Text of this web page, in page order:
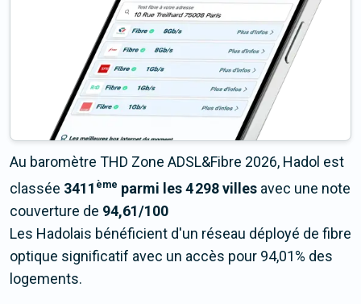
Au baromètre THD Zone ADSL&Fibre 2026, Hadol est
classée 3411 ème parmi les 4 298 villes avec une note
couverture de 94,61/100
Les Hadolais bénéficient d'un réseau déployé de fibre
optique significatif avec un accès pour 94,01% des
logements.